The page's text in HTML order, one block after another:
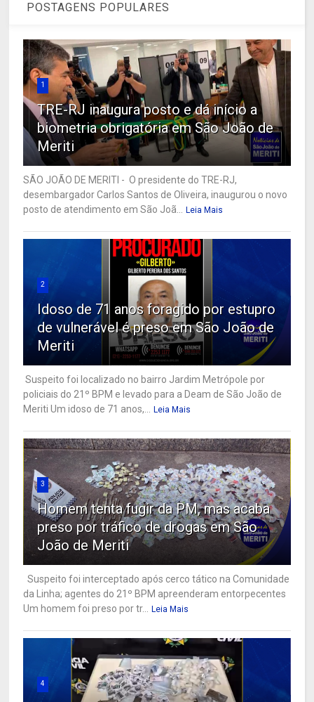
POSTAGENS POPULARES
1
TRE-RJ inaugura posto e dá início a
biometria obrigatória em São João de
Meriti
SÃO JOÃO DE MERITI - O presidente do TRE-RJ,
desembargador Carlos Santos de Oliveira, inaugurou o novo
posto de atendimento em São Joã... Leia Mais
2
Idoso de 71 anos foragido por estupro
de vulnerável é preso em São João de
Meriti
Suspeito foi localizado no bairro Jardim Metrópole por
policiais do 21º BPM e levado para a Deam de São João de
Meriti Um idoso de 71 anos,... Leia Mais
3
Homem tenta fugir da PM, mas acaba
preso por tráfico de drogas em São
João de Meriti
Suspeito foi interceptado após cerco tático na Comunidade
da Linha; agentes do 21º BPM apreenderam entorpecentes
Um homem foi preso por tr... Leia Mais
4